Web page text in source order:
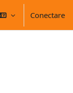
Conectare